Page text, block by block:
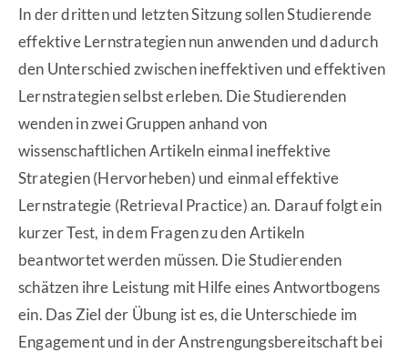
In der dritten und letzten Sitzung sollen Studierende
effektive Lernstrategien nun anwenden und dadurch
den Unterschied zwischen ineffektiven und effektiven
Lernstrategien selbst erleben. Die Studierenden
wenden in zwei Gruppen anhand von
wissenschaftlichen Artikeln einmal ineffektive
Strategien (Hervorheben) und einmal effektive
Lernstrategie (Retrieval Practice) an. Darauf folgt ein
kurzer Test, in dem Fragen zu den Artikeln
beantwortet werden müssen. Die Studierenden
schätzen ihre Leistung mit Hilfe eines Antwortbogens
ein. Das Ziel der Übung ist es, die Unterschiede im
Engagement und in der Anstrengungsbereitschaft bei